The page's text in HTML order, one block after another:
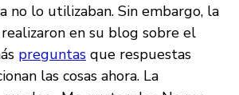
no lo utilizaban. Sin embargo, la
en su blog sobre el
preguntas que respuestas
las cosas ahora. La